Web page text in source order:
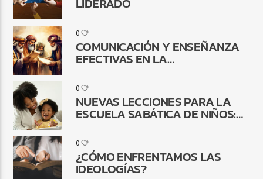
0
COMUNICACIÓN Y ENSEÑANZA
EFECTIVAS EN LA
JERUSALÉN
0
NUEVAS LECCIONES PARA LA
ESCUELA SABÁTICA DE NIÑOS:
0
¿CÓMO ENFRENTAMOS LAS
IDEOLOGÍAS?